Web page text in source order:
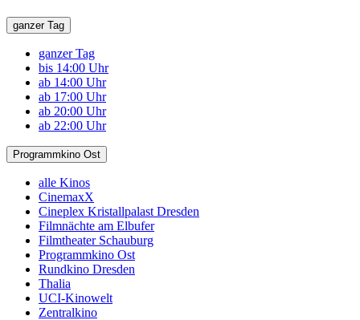
ganzer Tag
ganzer Tag
bis 14:00 Uhr
ab 14:00 Uhr
ab 17:00 Uhr
ab 20:00 Uhr
ab 22:00 Uhr
Programmkino Ost
alle Kinos
CinemaxX
Cineplex Kristallpalast Dresden
Filmnächte am Elbufer
Filmtheater Schauburg
Programmkino Ost
Rundkino Dresden
Thalia
UCI-Kinowelt
Zentralkino